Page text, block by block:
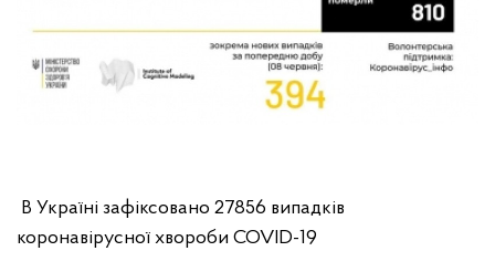
В Україні зафіксовано 27856 випадків
коронавірусної хвороби COVID-19